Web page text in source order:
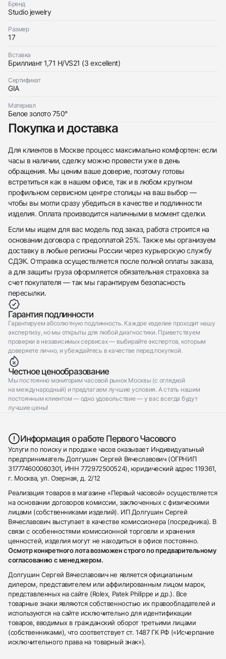
Бренд
Studio jewelry
Размер
17
Вставка
Бриллиант 1,71 H/VS21 (3 excellent)
Сертификат
GIA
Материал
Белое золото 750°
Покупка и доставка
Для клиентов в Москве процесс максимально комфортен: если
часы в наличии, сделку можно провести уже в день
обращения. Мы ценим ваше доверие, поэтому готовы
встретиться как в нашем офисе, так и в любом крупном
профильном сервисном центре столицы на ваш выбор —
чтобы вы могли сразу убедиться в качестве и подлинности
изделия. Оплата производится наличными в момент сделки.
Если мы ищем для вас модель под заказ, работа строится на
основании договора с предоплатой 25%. Также мы организуем
доставку в любые регионы России через курьерскую службу
СДЭК. Отправка осуществляется после полной оплаты заказа,
а для защиты груза оформляется обязательная страховка за
счет покупателя — так мы гарантируем безопасность
пересылки.
Гарантия подлинности
Гарантируем абсолютную подлинность. Каждое изделие проходит нашу
экспертизу, но мы открыты для любой диагностики. Приветствуем
проверки в независимых сервисах — выбирайте экспертов, которым
доверяете лично, и убеждайтесь в качестве перед покупкой.
Честное ценообразование
Мы постоянно мониторим часовой рынок Москвы (с оглядкой
на международный) и предлагаем лучшие условия. А стать нашим
постоянным клиентом — одно удовольствие — у вас всегда будут
лучшие цены!
Информация о работе Первого Часового
Услуги по поиску и продаже часов оказывает Индивидуальный
предприниматель Долгушин Сергей Вячеславович (ОГРНИП
317774600060301, ИНН 772972500524), юридический адрес 119361,
г. Москва, ул. Озерная, д. 2/12
Реализация товаров в магазине «Первый часовой» осуществляется
на основании договоров комиссии, заключенных с физическими
лицами (собственниками изделий). ИП Долгушин Сергей
Вячеславович выступает в качестве комиссионера (посредника). В
связи с особенностями комиссионной торговли и хранения
ценностей, изделия могут не находиться в офисе постоянно.
Осмотр конкретного лота возможен строго по предварительному
согласованию с менеджером.
Долгушин Сергей Вячеславович не является официальным
дилером, представителем или аффилированным лицом марок,
представленных на сайте (Rolex, Patek Philippe и др.). Все
товарные знаки являются собственностью их правообладателей и
используются на сайте исключительно для идентификации
товаров, вводимых в гражданский оборот третьими лицами
(собственниками), что соответствует ст. 1487 ГК РФ («Исчерпание
исключительного права на товарный знак»).
Заказать эти часы
Оставьте ваши контактные данные и мы свяжемся
Кольцо с бриллиантом 1,71 ct. H/VS2 (3
Excellent)
НовыеКоробка + Документы
$12,300
Отправить заявку
Трейд-ин часов
Оставьте ваши контактные данные и мы свяжемся
с вами
Новые
$12,300
Приложите фото ваших часов…
Отправить заявку